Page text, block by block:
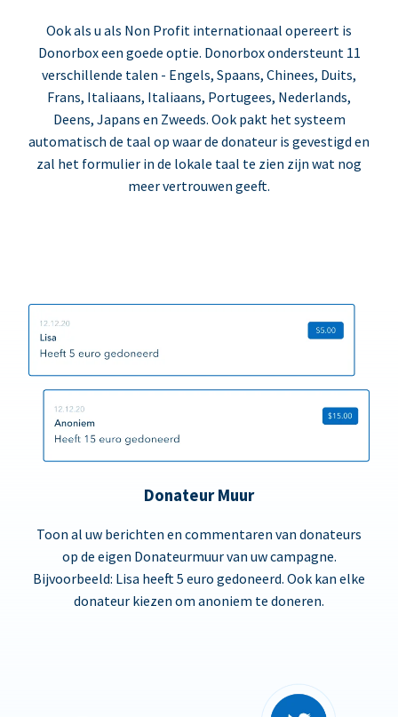
Ook als u als Non Profit internationaal opereert is
Donorbox een goede optie. Donorbox ondersteunt 11
verschillende talen - Engels, Spaans, Chinees, Duits,
Frans, Italiaans, Italiaans, Portugees, Nederlands,
Deens, Japans en Zweeds. Ook pakt het systeem
automatisch de taal op waar de donateur is gevestigd en
zal het formulier in de lokale taal te zien zijn wat nog
meer vertrouwen geeft.
Donateur Muur
Toon al uw berichten en commentaren van donateurs
op de eigen Donateurmuur van uw campagne.
Bijvoorbeeld: Lisa heeft 5 euro gedoneerd. Ook kan elke
donateur kiezen om anoniem te doneren.